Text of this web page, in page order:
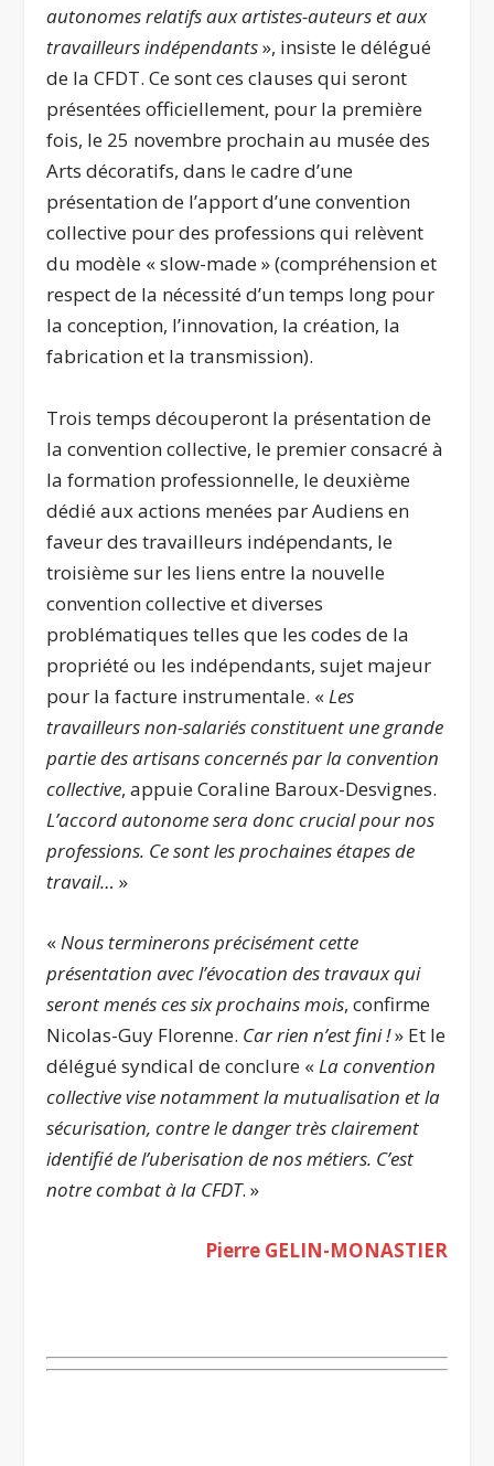
autonomes relatifs aux artistes-auteurs et aux
travailleurs indépendants», insiste le délégué
de la CFDT. Ce sont ces clauses qui seront
présentées officiellement, pour la première
fois, le 25 novembre prochain au musée des
Arts décoratifs, dans le cadre d’une
présentation de l’apport d’une convention
collective pour des professions qui relèvent
du modèle « slow-made » (compréhension et
respect de la nécessité d’un temps long pour
la conception, l’innovation, la création, la
fabrication et la transmission).
Trois temps découperont la présentation de
la convention collective, le premier consacré à
la formation professionnelle, le deuxième
dédié aux actions menées par Audiens en
faveur des travailleurs indépendants, le
troisième sur les liens entre la nouvelle
convention collective et diverses
problématiques telles que les codes de la
propriété ou les indépendants, sujet majeur
pour la facture instrumentale. « Les
travailleurs non-salariés constituent une grande
partie des artisans concernés par la convention
collective, appuie Coraline Baroux-Desvignes.
L’accord autonome sera donc crucial pour nos
professions. Ce sont les prochaines étapes de
travail… »
«Nous terminerons précisément cette
présentation avec l’évocation des travaux qui
seront menés ces six prochains mois, confirme
Nicolas-Guy Florenne. Car rien n’est fini !» Et le
délégué syndical de conclure «La convention
collective vise notamment la mutualisation et la
sécurisation, contre le danger très clairement
identifié de l’uberisation de nos métiers. C’est
notre combat à la CFDT. »
Pierre GELIN-MONASTIER